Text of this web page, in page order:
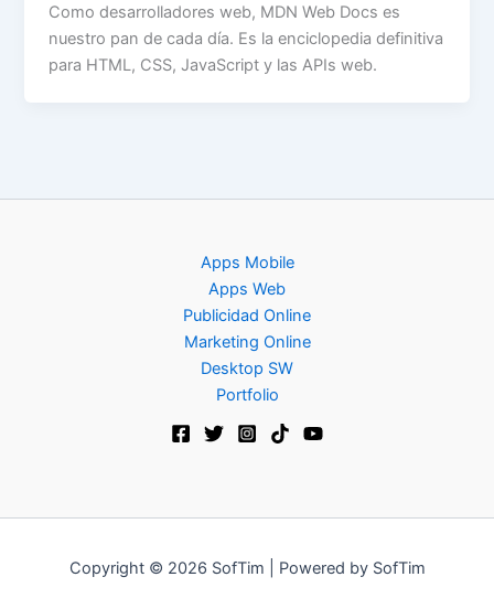
Como desarrolladores web, MDN Web Docs es
nuestro pan de cada día. Es la enciclopedia definitiva
para HTML, CSS, JavaScript y las APIs web.
Apps Mobile
Apps Web
Publicidad Online
Marketing Online
Desktop SW
Portfolio
Copyright © 2026 SofTim | Powered by SofTim